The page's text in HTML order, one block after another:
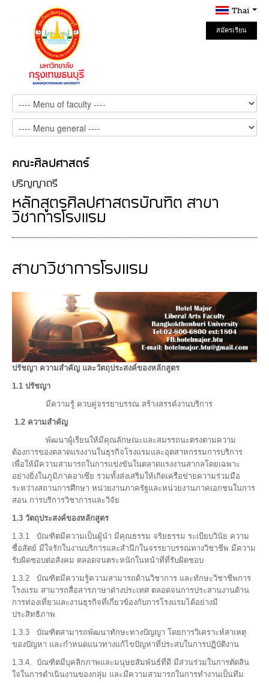
Thai
สมัครเรียน
Online
คณะศิลปศาสตร์
ปริญญาตรี
หลักสูตรศิลปศาสตรบัณฑิต สาขา
วิชาการโรงแรม
สาขาวิชาการโรงแรม
ปรัชญา ความสำคัญ และวัตถุประสงค์ของหลักสูตร
1.1 ปรัชญา
มีความรู้ ควบคู่จรรยาบรรณ สร้างสรรค์งานบริการ
1.2 ความสำคัญ
พัฒนาผู้เรียนให้มีคุณลักษณะและสมรรถนะตรงตามความ
ต้องการของตลาดแรงงานในธุรกิจโรงแรมและอุตสาหกรรมการบริการ
เพื่อให้มีความสามารถในการแข่งขันในตลาดแรงงานสากลโดยเฉพาะ
อย่างยิ่งในภูมิภาคอาเซีย รวมทั้งส่งเสริมให้เกิดเครือข่ายความร่วมมือ
ระหว่างสถานการศึกษา หน่วยงานภาครัฐและหน่วยงานภาคเอกชนในการ
สอน การบริการวิชาการและวิจัย
1.3 วัตถุประสงค์ของหลักสูตร
1.3.1 บัณฑิตมีความเป็นผู้นำ มีคุณธรรม จริยธรรม ระเบียบวินัย ความ
ซื่อสัตย์ มีใจรักในงานบริการและสำนึกในจรรยาบรรณทางวิชาชีพ มีความ
รับผิดชอบต่อสังคม ตลอดจนตระหนักในหน้าที่ที่รับผิดชอบ
1.3.2 บัณฑิตมีความรู้ความสามารถด้านวิชาการ และทักษะวิชาชีพการ
โรงแรม สามารถสื่อสารภาษาต่างประเทศ ตลอดจนการประสานงานด้าน
การท่องเที่ยวและงานธุรกิจที่เกี่ยวข้องกับการโรงแรมได้อย่างมี
ประสิทธิภาพ
1.3.3 บัณฑิตสามารถพัฒนาทักษะทางปัญญา โดยการวิเคราะห์สาเหตุ
ของปัญหา และกำหนดแนวทางแก้ไขปัญหาที่ประสบในการปฏิบัติงาน
1.3.4. บัณฑิตมีบุคลิกภาพและมนุษยสัมพันธ์ที่ดี มีส่วนร่วมในการตัดสิน
ใจในการดำเนินงานของกลุ่ม และมีความสามารถในการทำงานเป็นทีม